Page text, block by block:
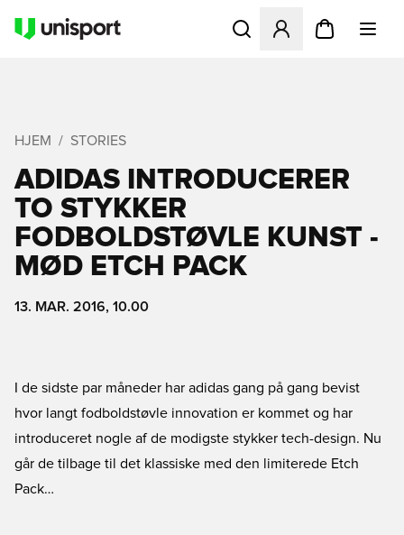
Åbner en Modal til at
HJEM STORIES
ADIDAS INTRODUCERER
TO STYKKER
FODBOLDSTØVLE KUNST -
MØD ETCH PACK
13. MAR. 2016, 10.00
I de sidste par måneder har adidas gang på gang bevist
hvor langt fodboldstøvle innovation er kommet og har
introduceret nogle af de modigste stykker tech-design. Nu
går de tilbage til det klassiske med den limiterede Etch
Pack…